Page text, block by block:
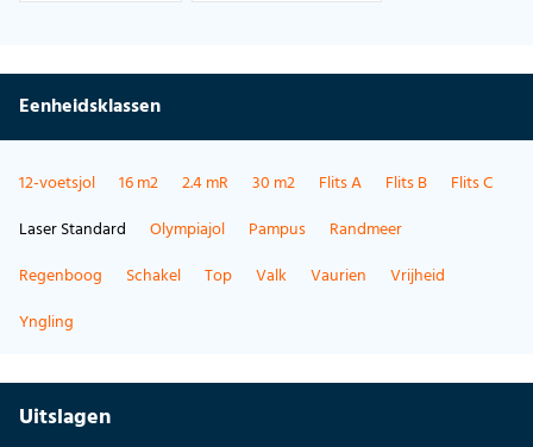
Eenheidsklassen
12-voetsjol 16 m2 2.4 mR 30 m2 Flits A Flits B
Flits C
Laser Standard
Olympiajol Pampus
Randmeer
Regenboog
Schakel Top Valk Vaurien
Vrijheid
Yngling
Uitslagen